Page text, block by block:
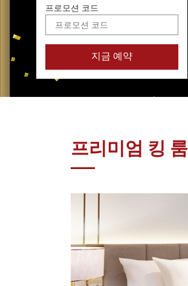
프로모션 코드
지금 예약
프리미엄 킹 룸